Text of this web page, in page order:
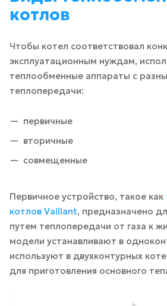
котлов
Чтобы котел соответствовал
эксплуатационным нуждам,
теплообменные аппараты с
теплопередачи:
первичные
вторичные
совмещенные
Первичное устройство, такое как
котлов Vaillant, предназначено
путем теплопередачи от газа к
модели устанавливают в
используют в двухконтурных
для приготовления основного